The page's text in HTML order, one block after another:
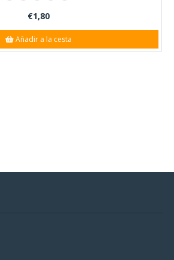
€1,80
Añadir a la cesta